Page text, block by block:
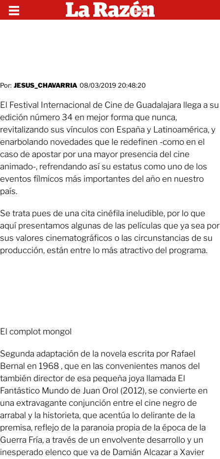
Por: JESUS_CHAVARRIA 08/03/2019 20:48:20
El Festival Internacional de Cine de Guadalajara llega a su
edición número 34 en mejor forma que nunca,
revitalizando sus vínculos con España y Latinoamérica, y
enarbolando novedades que le redefinen -como en el
caso de apostar por una mayor presencia del cine
animado-, refrendando así su estatus como uno de los
eventos fílmicos más importantes del año en nuestro
país.
Se trata pues de una cita cinéfila ineludible, por lo que
aquí presentamos algunas de las películas que ya sea por
sus valores cinematográficos o las circunstancias de su
producción, están entre lo más atractivo del programa.
El complot mongol
Segunda adaptación de la novela escrita por Rafael
Bernal en 1968 , que en las convenientes manos del
también director de esa pequeña joya llamada El
Fantástico Mundo de Juan Orol (2012), se convierte en
una extravagante conjunción entre el cine negro de
arrabal y la historieta, que acentúa lo delirante de la
premisa, reflejo de la paranoia propia de la época de la
Guerra Fría, a través de un envolvente desarrollo y un
inesperado elenco que va de Damián Alcazar a Xavier